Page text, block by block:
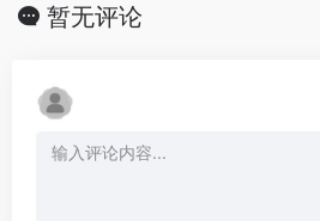
暂无评论